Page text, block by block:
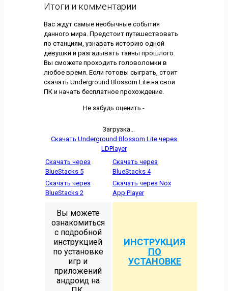
Итоги и комментарии
Вас ждут самые необычные события
данного мира. Предстоит путешествовать
по станциям, узнавать историю одной
девушки и разгадывать тайны прошлого.
Вы сможете проходить головоломки в
любое время. Если готовы сыграть, стоит
скачать Underground Blossom Lite на свой
ПК и начать бесплатное прохождение.
Не забудь оценить -
Загрузка...
Скачать Underground Blossom Lite через
LDPlayer
Скачать через
BlueStacks 5
Скачать через
BlueStacks 4
Скачать через
BlueStacks 2
Скачать через Nox
App Player
Вы можете
ознакомиться
с подробной
инструкцией
по установке
игр и
приложений
андроид на
ИНСТРУКЦИЯ
ПО
УСТАНОВКЕ